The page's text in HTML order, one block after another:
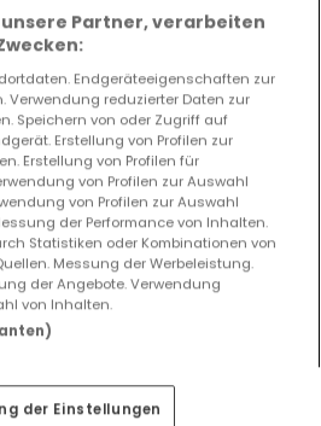
Leesbach
Betriebe mieten Leesbach
in Leesbach
unsere Partner, verarbeiten
Endgeräteeigenschaften zur
Verwendung reduzierter Daten zur
Speichern von oder Zugriff auf
Erstellung von Profilen zur
Erstellung von Profilen für
von Profilen zur Auswahl
von Profilen zur Auswahl
der Performance von Inhalten.
Statistiken oder Kombinationen von
Messung der Werbeleistung.
der Angebote. Verwendung
von Inhalten.
der Einstellungen